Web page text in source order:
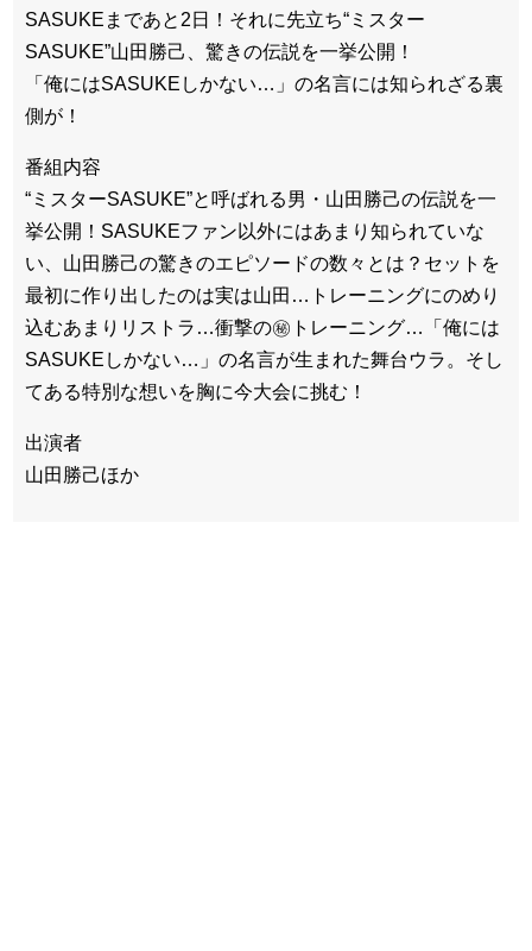
SASUKEまであと2日！それに先立ち“ミスター
SASUKE”山田勝己、驚きの伝説を一挙公開！
「俺にはSASUKEしかない…」の名言には知られざる裏
側が！
番組内容
“ミスターSASUKE”と呼ばれる男・山田勝己の伝説を一
挙公開！SASUKEファン以外にはあまり知られていな
い、山田勝己の驚きのエピソードの数々とは？セットを
最初に作り出したのは実は山田…トレーニングにのめり
込むあまりリストラ…衝撃の㊙トレーニング…「俺には
SASUKEしかない…」の名言が生まれた舞台ウラ。そし
てある特別な想いを胸に今大会に挑む！
出演者
山田勝己ほか